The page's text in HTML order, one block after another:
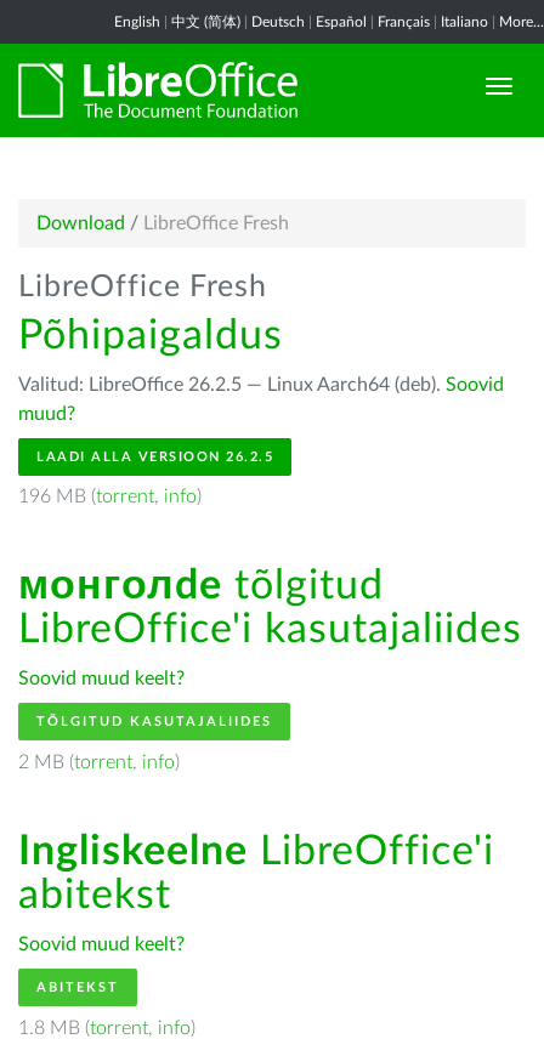
English 中文 (简体) Deutsch Español Français Italiano More...
Download / LibreOffice Fresh
LibreOffice Fresh
Põhipaigaldus
Valitud: LibreOffice 26.2.5 — Linux Aarch64 (deb). Soovid
muud?
LAADI ALLA VERSIOON 26.2.5
196 MB (torrent, info)
монголde tõlgitud
LibreOffice'i kasutajaliides
Soovid muud keelt?
TÕLGITUD KASUTAJALIIDES
2 MB (torrent, info)
Ingliskeelne LibreOffice'i
abitekst
Soovid muud keelt?
ABITEKST
1.8 MB (torrent, info)